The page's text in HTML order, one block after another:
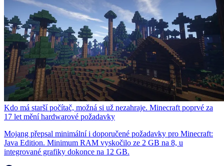
Kdo má starší počítač, možná si už nezahraje. Minecraft poprvé za
17 let mění hardwarové požadavky
Mojang přepsal minimální i doporučené požadavky pro Minecraft:
Java Edition. Minimum RAM vyskočilo ze 2 GB na 8, u
integrované grafiky dokonce na 12 GB.